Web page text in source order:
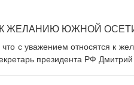
ЖЕЛАНИЮ ЮЖНОЙ
с уважением относятся к
президента РФ Дмитрий